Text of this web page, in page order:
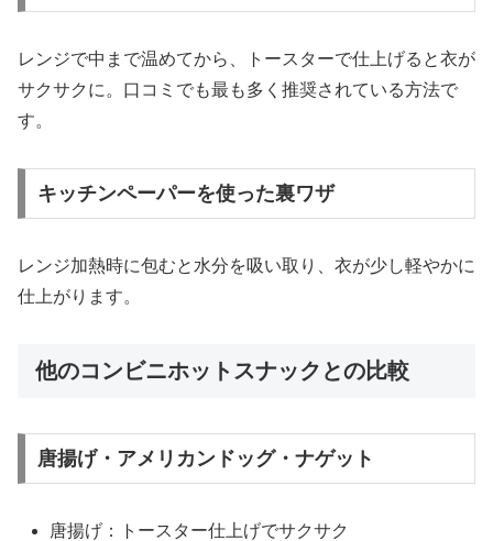
レンジで中まで温めてから、トースターで仕上げると衣が
サクサクに。口コミでも最も多く推奨されている方法で
す。
キッチンペーパーを使った裏ワザ
レンジ加熱時に包むと水分を吸い取り、衣が少し軽やかに
仕上がります。
他のコンビニホットスナックとの比較
唐揚げ・アメリカンドッグ・ナゲット
唐揚げ：トースター仕上げでサクサク